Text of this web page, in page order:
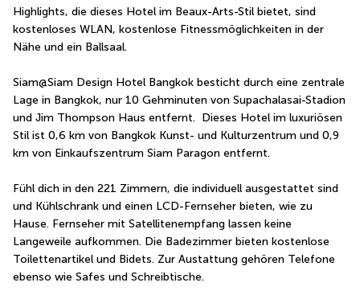
Highlights, die dieses Hotel im Beaux-Arts-Stil bietet, sind
kostenloses WLAN, kostenlose Fitnessmöglichkeiten in der
Nähe und ein Ballsaal.
Siam@Siam Design Hotel Bangkok besticht durch eine zentrale
Lage in Bangkok, nur 10 Gehminuten von Supachalasai-Stadion
und Jim Thompson Haus entfernt.  Dieses Hotel im luxuriösen
Stil ist 0,6 km von Bangkok Kunst- und Kulturzentrum und 0,9
km von Einkaufszentrum Siam Paragon entfernt.
Fühl dich in den 221 Zimmern, die individuell ausgestattet sind
und Kühlschrank und einen LCD-Fernseher bieten, wie zu
Hause. Fernseher mit Satellitenempfang lassen keine
Langeweile aufkommen. Die Badezimmer bieten kostenlose
Toilettenartikel und Bidets. Zur Austattung gehören Telefone
ebenso wie Safes und Schreibtische.